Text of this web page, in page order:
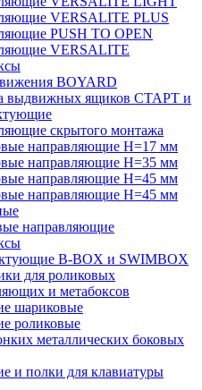
VERSALITE PLUS
PUSH TO OPEN
VERSALITE
BOYARD
выдвижных ящиков СТАРТ и
скрытого монтажа
направляющие H=17 мм
направляющие H=35 мм
направляющие H=45 мм
направляющие H=45 мм
направляющие
B-BOX и SWIMBOX
для роликовых
и метабоксов
шариковые
роликовые
металлических боковых
и полки для клавиатуры